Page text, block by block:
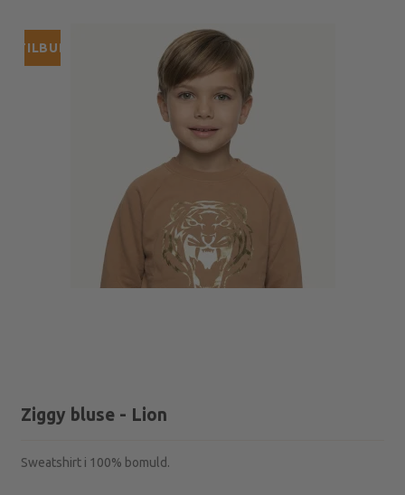
TILBUD
Ziggy bluse - Lion
Sweatshirt i 100% bomuld.